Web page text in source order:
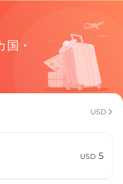
目
利
・
USD
USD 5